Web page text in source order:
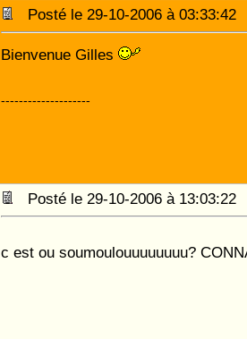
Posté le 29-10-2006 à
Bienvenue Gilles
--------------------
Posté le 29-10-2006 à
c est ou soumoulouuuuuuuu?